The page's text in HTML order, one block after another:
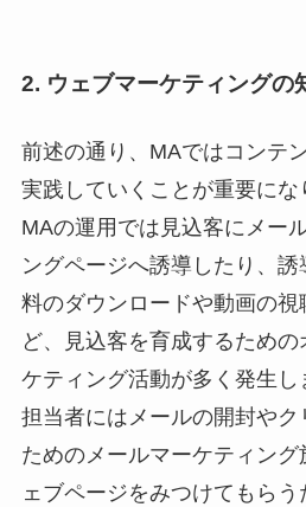
2. ウェブマーケティングの
前述の通り、MAではコンテ
実践していくことが重要にな
MAの運用では見込客にメー
ングページへ誘導したり、
料のダウンロードや動画の
ど、見込客を育成するため
ケティング活動が多く発生し
担当者にはメールの開封やク
ためのメールマーケティン
ェブページをみつけてもら